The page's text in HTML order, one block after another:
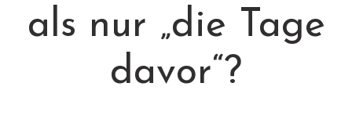
als nur „die Tage
davor“?